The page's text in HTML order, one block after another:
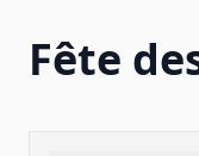
Fête